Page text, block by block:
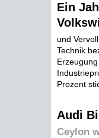
Ein
und
Technik
Prozent
Audi
Ceylon